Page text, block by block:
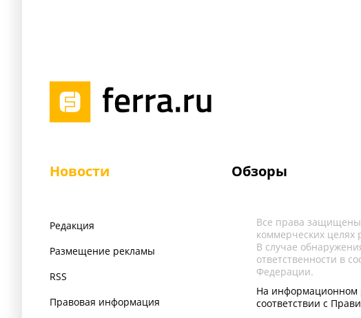
Новости Обзоры
Редакция
Размещение рекламы
RSS
Правовая информация
Все права
коммерческих целях
В случае
ответственности в
Федерации.
На информационном
соответствии с